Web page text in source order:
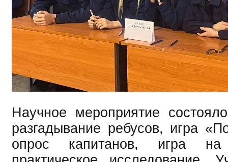
Научное мероприятие
разгадывание ребусов, игра
опрос капитанов, игра